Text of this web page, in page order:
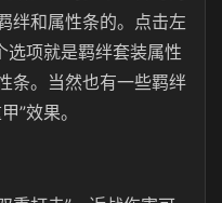
绊和属性条的。点击左
选项就是羁绊套装属性
条。当然也有一些羁绊
”效果。